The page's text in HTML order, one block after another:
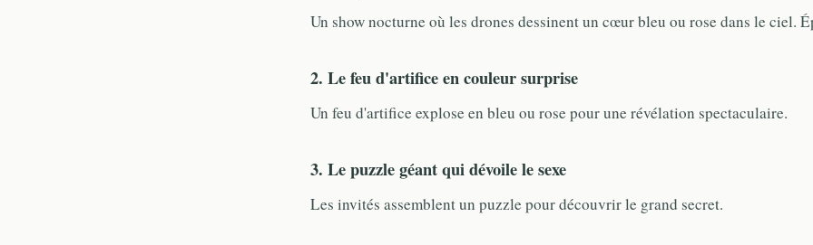
Un show nocturne où les drones dessinent un cœur bleu ou rose dans le ciel.
2. Le feu d'artifice en couleur surprise
Un feu d'artifice explose en bleu ou rose pour une révélation spectaculaire.
3. Le puzzle géant qui dévoile le sexe
Les invités assemblent un puzzle pour découvrir le grand secret.